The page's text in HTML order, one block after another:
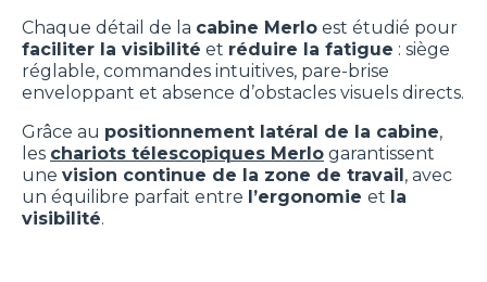
Chaque détail de la cabine Merlo est étudié pour
faciliter la visibilité et réduire la fatigue : siège
réglable, commandes intuitives, pare-brise
enveloppant et absence d’obstacles visuels directs.
Grâce au positionnement latéral de la cabine,
les chariots télescopiques Merlo garantissent
une vision continue de la zone de travail, avec
un équilibre parfait entre l’ergonomie et la
visibilité.